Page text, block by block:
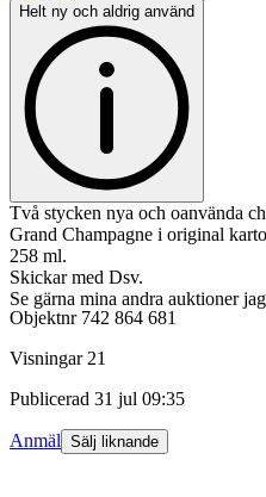
Helt ny och aldrig använd
Två stycken nya och oanvända
Grand Champagne i original
258 ml.
Skickar med Dsv.
Se gärna mina andra auktioner
Objektnr 742 864 681
Visningar 21
Publicerad 31 jul 09:35
Anmäl Sälj liknande